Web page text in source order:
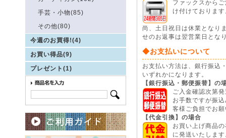
手芸・小物(85)
その他(80)
今週のお買得!(4)
お買い得品(9)
プレゼント(1)
ファックスから
け付けております
尚、土日祝日は休業となり
せのお返事は翌営業日とな
◆お支払いについて
お支払い方法は、銀行振込
いずれかになります。
【銀行振込・郵便振替】の
ご入金確認次第
お手数ですが振
客様ご負担でお
【代金引換】の場合
お買い上げ商品
に発送いたしま